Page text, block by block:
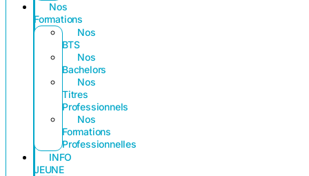
Nos
Formations
Nos
BTS
Nos
Bachelors
Nos
Titres
Professionnels
Nos
Formations
Professionnelles
INFO
JEUNE